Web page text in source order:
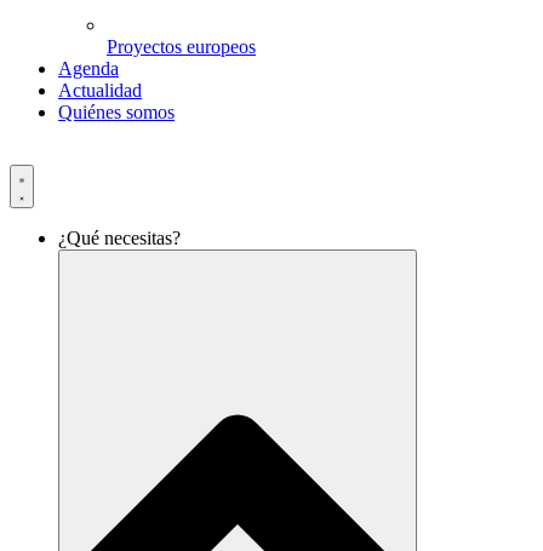
Proyectos europeos
Agenda
Actualidad
Quiénes somos
¿Qué necesitas?